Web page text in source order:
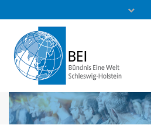
Mitglieder